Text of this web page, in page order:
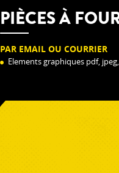
PIÈCES À
PAR EMAIL OU COURRIER
Elements graphiques pdf,